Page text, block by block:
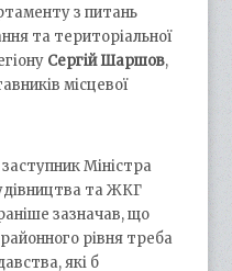
з питань
та територіальної
Сергій Шаршов,
місцевої
Міністра
та ЖКГ
зазначав, що
рівня треба
які б